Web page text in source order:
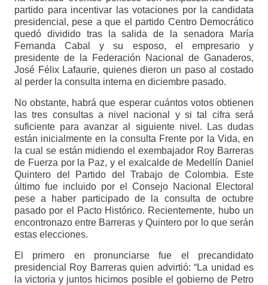
partido para incentivar las votaciones por la candidata
presidencial, pese a que el partido Centro Democrático
quedó dividido tras la salida de la senadora María
Fernanda Cabal y su esposo, el empresario y
presidente de la Federación Nacional de Ganaderos,
José Félix Lafaurie, quienes dieron un paso al costado
al perder la consulta interna en diciembre pasado.
No obstante, habrá que esperar cuántos votos obtienen
las tres consultas a nivel nacional y si tal cifra será
suficiente para avanzar al siguiente nivel. Las dudas
están inicialmente en la consulta Frente por la Vida, en
la cual se están midiendo el exembajador Roy Barreras
de Fuerza por la Paz, y el exalcalde de Medellín Daniel
Quintero del Partido del Trabajo de Colombia. Este
último fue incluido por el Consejo Nacional Electoral
pese a haber participado de la consulta de octubre
pasado por el Pacto Histórico. Recientemente, hubo un
encontronazo entre Barreras y Quintero por lo que serán
estas elecciones.
El primero en pronunciarse fue el precandidato
presidencial Roy Barreras quien advirtió: “La unidad es
la victoria y juntos hicimos posible el gobierno de Petro